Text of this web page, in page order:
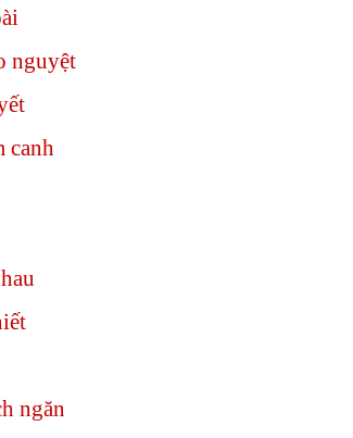
nguyệt
canh
ngăn